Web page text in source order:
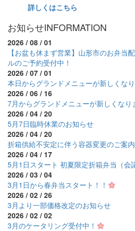
詳しくはこちら
お知らせINFORMATION
2026 / 08 / 01
【お盆も休まず営業】山形市のお弁当
ルのご予約受付中！
2026 / 07 / 01
本日からグランドメニューが新しくな
2026 / 06 / 16
7月からグランドメニューが新しくなり
2026 / 04 / 20
5月7日臨時休業のお知らせ
2026 / 04 / 20
折箱供給不安定に伴う容器変更のご案内
2026 / 04 / 17
5月1日スタート 初夏限定折箱弁当（会
2026 / 03 / 04
3月1日から春弁当スタート！！
2026 / 02 / 26
3月より一部価格改定のお知らせ
2026 / 02 / 02
3月のケータリング受付中！